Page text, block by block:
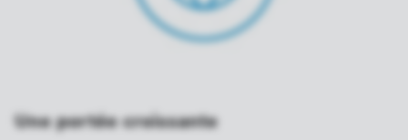
Une portée croissante